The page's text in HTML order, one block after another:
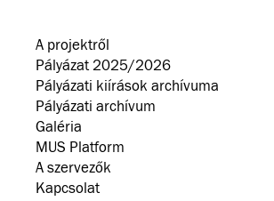
A projektről
Pályázat 2025/2026
Pályázati kiírások archívuma
Pályázati archívum
Galéria
MUS Platform
A szervezők
Kapcsolat